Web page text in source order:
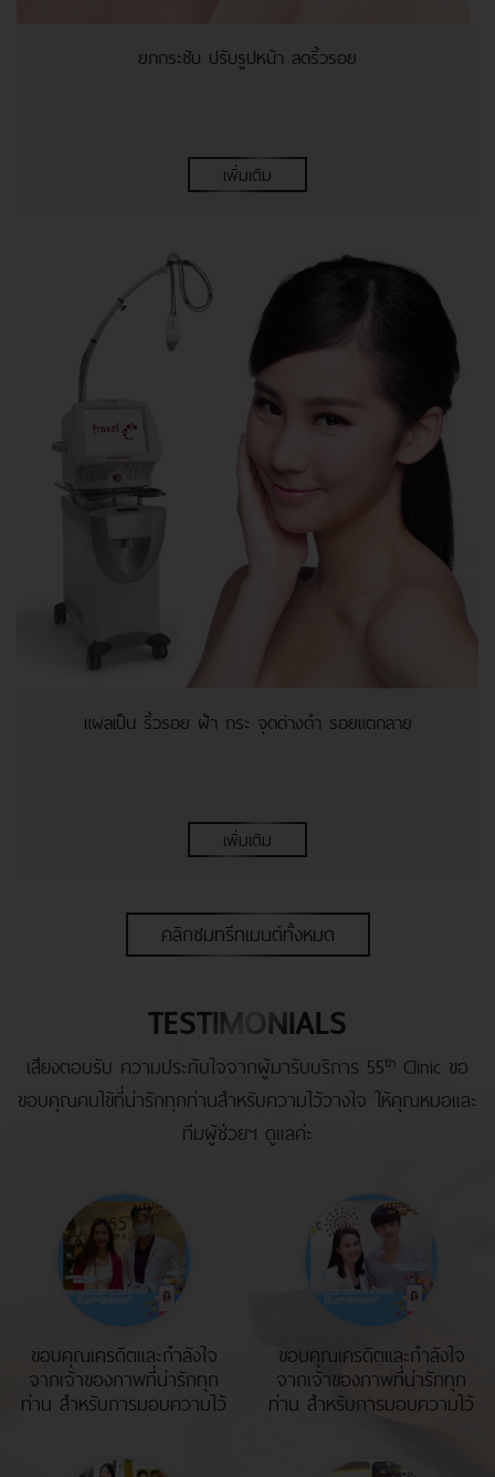
ยกกระชับ ปรับรูปหน้า ลดริ้วรอย
เพิ่มเติม
แผลเป็น ริ้วรอย ฝ้า กระ จุดด่างดำ รอยแตกลาย
เพิ่มเติม
คลิกชมทรีทเมนต์ทั้งหมด
TESTIMONIALS
เสียงตอบรับ ความประทับใจจากผู้มารับบริการ 55th Clinic ขอ
ขอบคุณคนไข้ที่น่ารักทุกท่านสำหรับความไว้วางใจ ให้คุณหมอและ
ทีมผู้ช่วยฯ ดูแลค่ะ
ขอบคุณเครดิตและกำลังใจ
จากเจ้าของภาพที่น่ารักทุก
ท่าน สำหรับการมอบความไว้
Complex ดูแลนะคะ ;)
ขอบคุณเครดิตและกำลังใจ
จากเจ้าของภาพที่น่ารักทุก
ท่าน สำหรับการมอบความไว้